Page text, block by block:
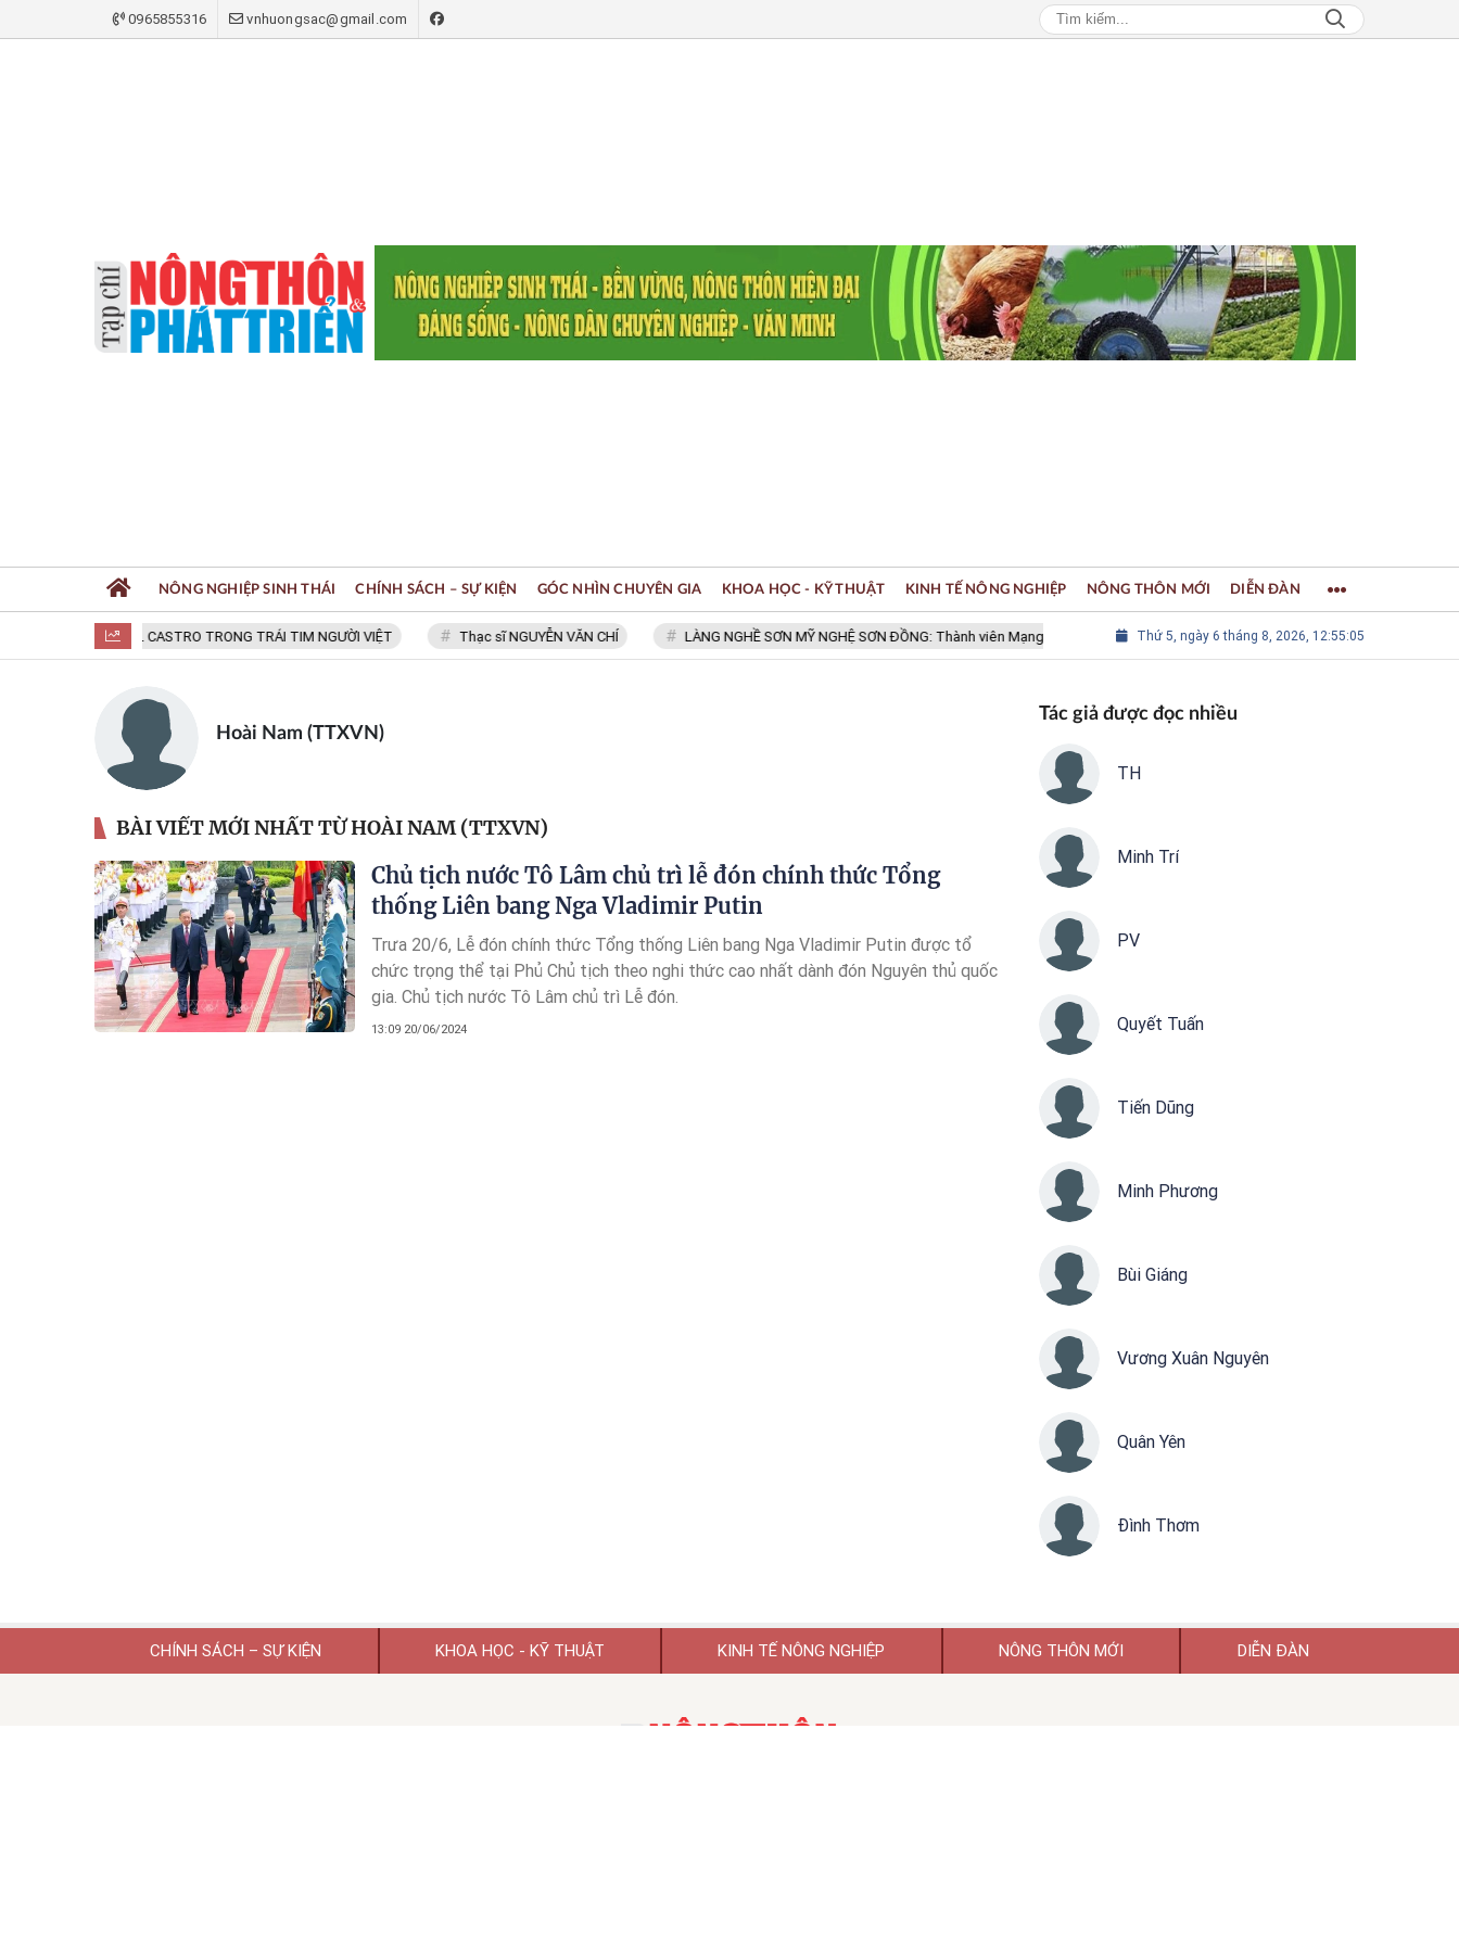
0965855316 vnhuongsac@gmail.com
FIDEL CASTRO TRONG TRÁI TIM NGƯỜI VIỆT Thạc sĩ NGUYỄN VĂN CHÍ LÀNG NGHỀ SƠN MỸ NGHỆ SƠN ĐỒNG: Thành viên Mạng lưới các Thành phố Thủ công sáng tạo Thế giới
Thứ 5, ngày 6 tháng 8, 2026, 12:55:06
NÔNG NGHIỆP SINH THÁI CHÍNH SÁCH – SỰ KIỆN GÓC NHÌN CHUYÊN GIA KHOA HỌC - KỸ THUẬT KINH TẾ NÔNG NGHIỆP NÔNG THÔN MỚI DIỄN ĐÀN
Hoài Nam (TTXVN)
BÀI VIẾT MỚI NHẤT TỪ HOÀI NAM (TTXVN)
Chủ tịch nước Tô Lâm chủ trì lễ đón chính thức Tổng
thống Liên bang Nga Vladimir Putin
Trưa 20/6, Lễ đón chính thức Tổng thống Liên bang Nga Vladimir Putin được tổ
chức trọng thể tại Phủ Chủ tịch theo nghi thức cao nhất dành đón Nguyên thủ quốc
gia. Chủ tịch nước Tô Lâm chủ trì Lễ đón.
13:09 20/06/2024
Tác giả được đọc nhiều
TH
Minh Trí
PV
Quyết Tuấn
Tiến Dũng
Minh Phương
Bùi Giáng
Vương Xuân Nguyên
Quân Yên
Đình Thơm
CHÍNH SÁCH – SỰ KIỆN KHOA HỌC - KỸ THUẬT KINH TẾ NÔNG NGHIỆP NÔNG THÔN MỚI DIỄN ĐÀN